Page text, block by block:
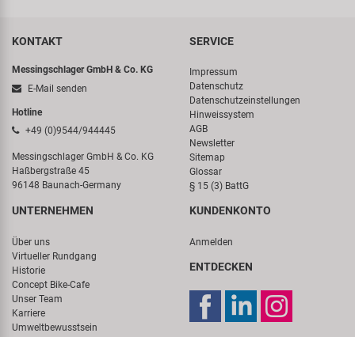
KONTAKT
Messingschlager GmbH & Co. KG
E-Mail senden
Hotline
+49 (0)9544/944445
Messingschlager GmbH & Co. KG
Haßbergstraße 45
96148 Baunach-Germany
SERVICE
Impressum
Datenschutz
Datenschutzeinstellungen
Hinweissystem
AGB
Newsletter
Sitemap
Glossar
§ 15 (3) BattG
UNTERNEHMEN
Über uns
Virtueller Rundgang
Historie
Concept Bike-Cafe
Unser Team
Karriere
Umweltbewusstsein
KUNDENKONTO
Anmelden
ENTDECKEN